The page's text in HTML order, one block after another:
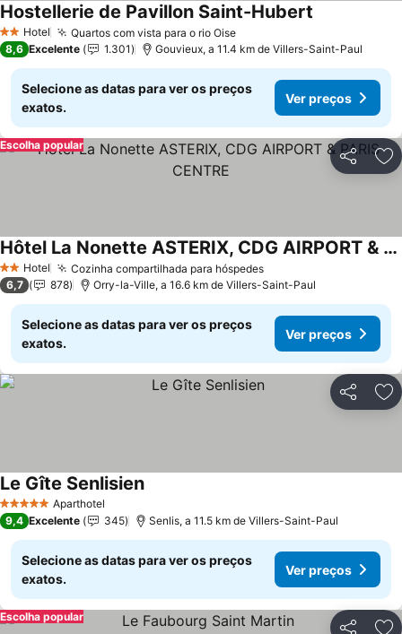
2 Estrelas
Hotel Quartos com vista para o rio Oise
Hostellerie de Pavillon Saint-Hubert
8,6 Excelente 1.301 Gouvieux, a 11.4 km de Villers-Saint-Paul
Selecione as datas para ver os preços
exatos.
Ver preços
Partilhar
Escolha popular
2 Estrelas
Hotel Cozinha compartilhada para hóspedes
Hôtel La Nonette ASTERIX, CDG AIRPORT & PARIS CENTRE
6,7 878 Orry-la-Ville, a 16.6 km de Villers-Saint-Paul
Selecione as datas para ver os preços
exatos.
Ver preços
Partilhar
5 Estrelas Aparthotel
Le Gîte Senlisien
9,4 Excelente 345 Senlis, a 11.5 km de Villers-Saint-Paul
Selecione as datas para ver os preços
exatos.
Ver preços
Escolha popular